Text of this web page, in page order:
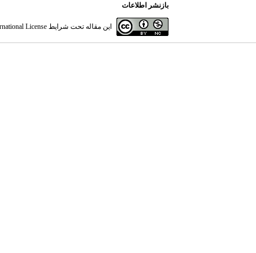
بازنشر اطلاعات
این مقاله تحت شرایط License